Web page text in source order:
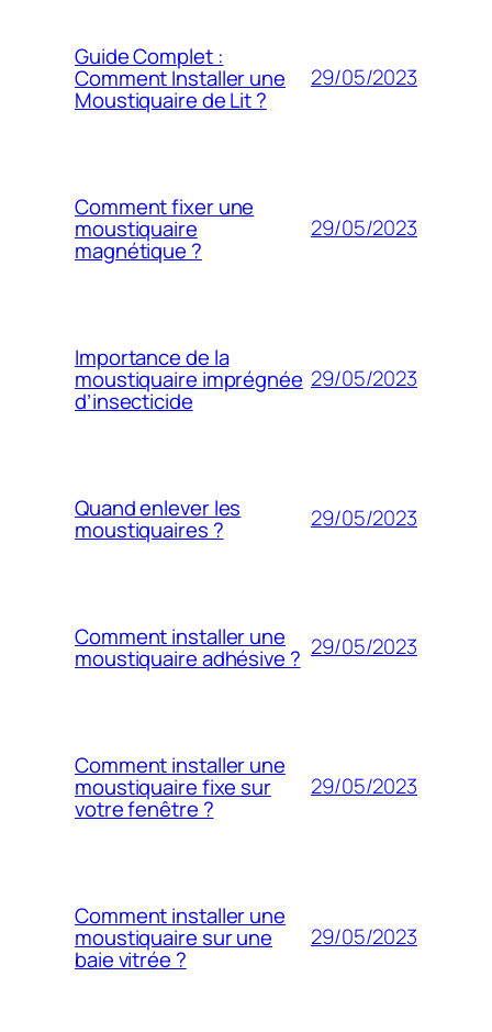
Guide Complet :
Comment Installer une
Moustiquaire de Lit ?
29/05/2023
Comment fixer une
moustiquaire
magnétique ?
29/05/2023
Importance de la
moustiquaire imprégnée
d’insecticide
29/05/2023
Quand enlever les
moustiquaires ? 29/05/2023
Comment installer une
moustiquaire adhésive ? 29/05/2023
Comment installer une
moustiquaire fixe sur
votre fenêtre ?
29/05/2023
Comment installer une
moustiquaire sur une
baie vitrée ?
29/05/2023